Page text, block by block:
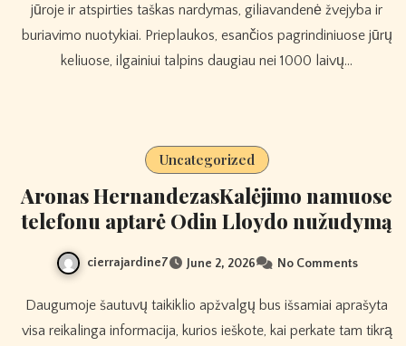
jūroje ir atspirties taškas nardymas, giliavandenė žvejyba ir
buriavimo nuotykiai. Prieplaukos, esančios pagrindiniuose jūrų
keliuose, ilgainiui talpins daugiau nei 1000 laivų…
Uncategorized
Aronas HernandezasKalėjimo namuose
telefonu aptarė Odin Lloydo nužudymą
cierrajardine7 June 2, 2026 No Comments
Daugumoje šautuvų taikiklio apžvalgų bus išsamiai aprašyta
visa reikalinga informacija, kurios ieškote, kai perkate tam tikrą